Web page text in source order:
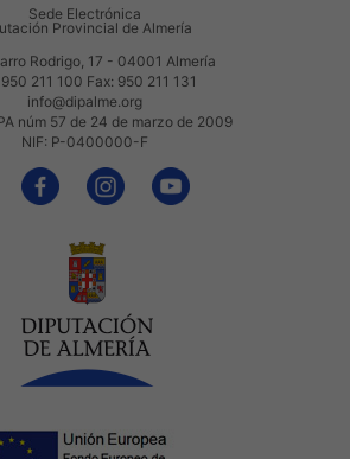
Sede Electrónica
Provincial de Almería
Rodrigo, 17 - 04001 Almería
211 100 Fax: 950 211 131
info@dipalme.org
núm 57 de 24 de marzo de 2009
NIF: P-0400000-F